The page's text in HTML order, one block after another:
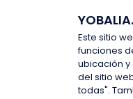
Este sitio
funciones
ubicación
del sitio
todas".
Últimas ofertas